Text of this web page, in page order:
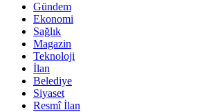
Gündem
Ekonomi
Sağlık
Magazin
Teknoloji
İlan
Belediye
Siyaset
Resmî İlan